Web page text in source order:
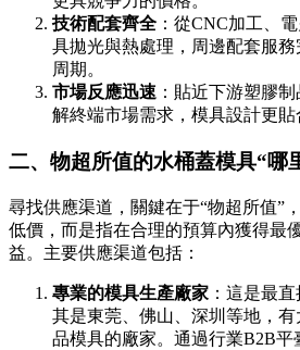
技術配套齊全 ：從CNC加工、
具拋光與熱處理，周邊配套服
周期。
市場反應迅速 ：貼近下游塑膠
解終端市場需求，模具設計更貼
二、物超所值的水桶蓋模具“哪
尋找供應渠道，關鍵在于“物超所值”
低價，而是指在合理的預算內獲得最
益。主要供應渠道包括：
專業的模具生產廠家 ：這是最
其是東莞、佛山、深圳等地，
品模具的廠家。通過行業B2B平